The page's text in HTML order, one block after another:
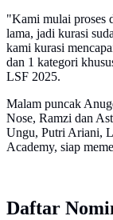
"Kami mulai proses
lama, jadi kurasi
kami kurasi
dan 1 kategori
LSF 2025.
Malam puncak
Nose, Ramzi dan
Ungu, Putri Ariani,
Academy, siap
Daftar